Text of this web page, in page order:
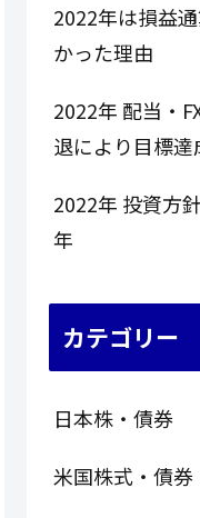
2022年は損益
かった理由
2022年 配当・
退により目標
2022年 投資方
年
カテゴリー
日本株・債券
米国株式・債券